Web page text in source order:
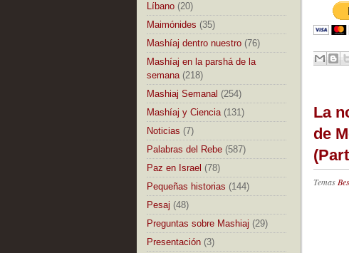
Líbano (20)
Maimónides (35)
Mashíaj dentro nuestro (76)
Mashíaj en la parshá de la
semana (218)
Mashiaj Semanal (254)
Mashíaj y Ciencia (131)
Noticias (7)
Palabras del Rebe (587)
Paz en Israel (78)
Pequeñas historias (144)
Pesaj (48)
Preguntas sobre Mashiaj (29)
Presentación (3)
La
de
Temas